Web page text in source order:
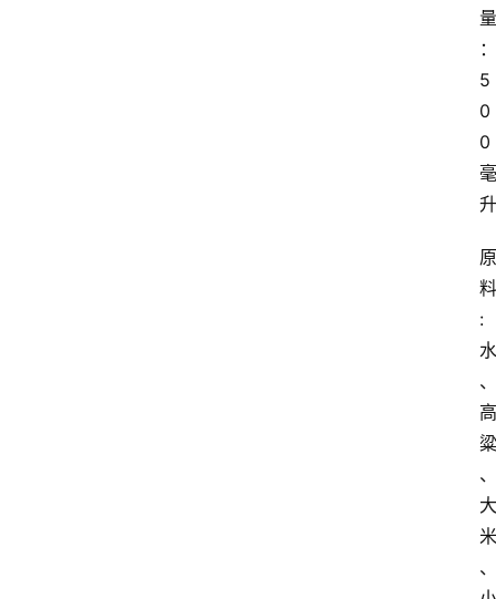
量
：
5
0
0
毫
升
原
料
:
水
、
高
粱
、
大
米
、